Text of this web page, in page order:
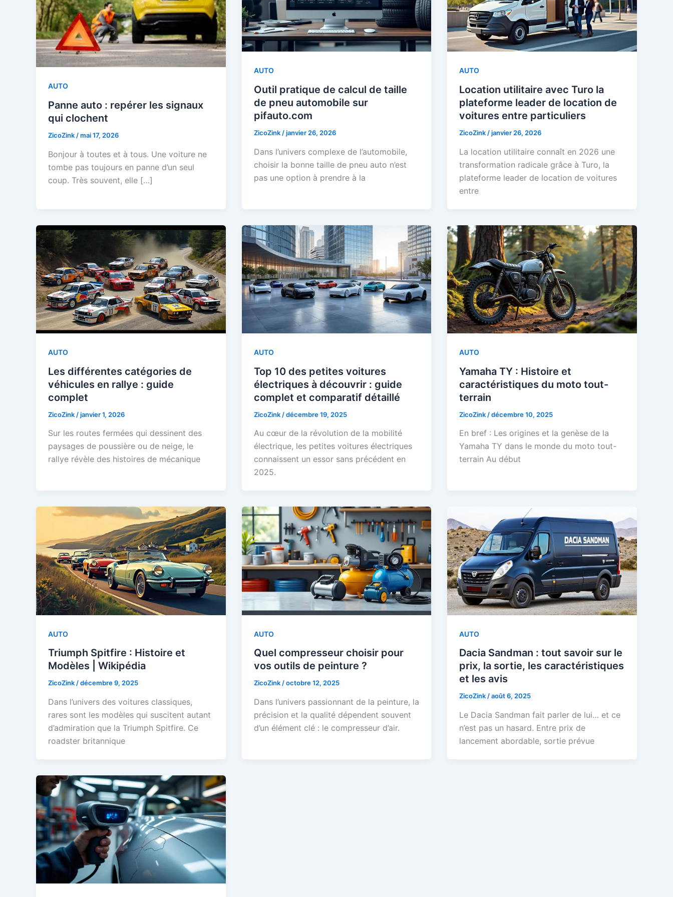
AUTO
Panne auto : repérer les signaux
qui clochent
ZicoZink/mai 17, 2026
Bonjour à toutes et à tous. Une voiture ne
tombe pas toujours en panne d’un seul
coup. Très souvent, elle […]
AUTO
Outil pratique de calcul de taille
de pneu automobile sur
pifauto.com
ZicoZink /janvier 26, 2026
Dans l’univers complexe de l’automobile,
choisir la bonne taille de pneu auto n’est
pas une option à prendre à la
AUTO
Location utilitaire avec Turo la
plateforme leader de location de
voitures entre particuliers
ZicoZink /janvier 26, 2026
La location utilitaire connaît en 2026 une
transformation radicale grâce à Turo, la
plateforme leader de location de voitures
entre
AUTO
Les différentes catégories de
véhicules en rallye : guide
complet
ZicoZink /janvier 1, 2026
Sur les routes fermées qui dessinent des
paysages de poussière ou de neige, le
rallye révèle des histoires de mécanique
AUTO
Top 10 des petites voitures
électriques à découvrir : guide
complet et comparatif détaillé
ZicoZink /décembre 19, 2025
Au cœur de la révolution de la mobilité
électrique, les petites voitures électriques
connaissent un essor sans précédent en
2025.
AUTO
Yamaha TY : Histoire et
caractéristiques du moto tout-
terrain
ZicoZink /décembre 10, 2025
En bref : Les origines et la genèse de la
Yamaha TY dans le monde du moto tout-
terrain Au début
AUTO
Triumph Spitfire : Histoire et
Modèles | Wikipédia
ZicoZink/décembre 9, 2025
Dans l’univers des voitures classiques,
rares sont les modèles qui suscitent autant
d’admiration que la Triumph Spitfire. Ce
roadster britannique
AUTO
Quel compresseur choisir pour
vos outils de peinture ?
ZicoZink/octobre 12, 2025
Dans l’univers passionnant de la peinture, la
précision et la qualité dépendent souvent
d’un élément clé : le compresseur d’air.
AUTO
Dacia Sandman : tout savoir sur le
prix, la sortie, les caractéristiques
et les avis
ZicoZink/août 6, 2025
Le Dacia Sandman fait parler de lui… et ce
n’est pas un hasard. Entre prix de
lancement abordable, sortie prévue